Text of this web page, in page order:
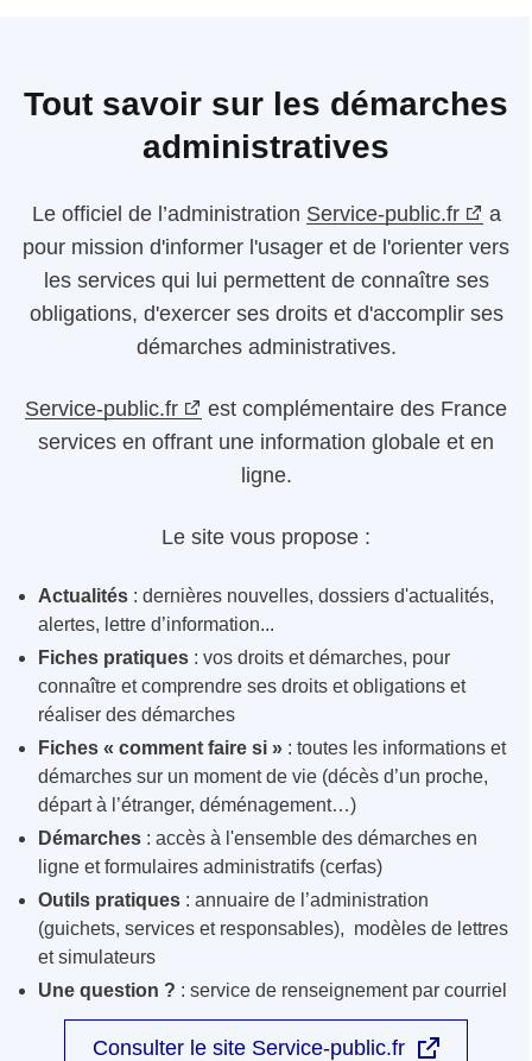
Tout savoir sur les démarches
administratives
Le officiel de l’administration Service-public.fr
a
pour mission d'informer l'usager et de l'orienter vers
les services qui lui permettent de connaître ses
obligations, d'exercer ses droits et d'accomplir ses
démarches administratives.
Service-public.fr
est complémentaire des France
services en offrant une information globale et en
ligne.
Le site vous propose :
Actualités : dernières nouvelles, dossiers d'actualités,
alertes, lettre d’information...
Fiches pratiques : vos droits et démarches, pour
connaître et comprendre ses droits et obligations et
réaliser des démarches
Fiches « comment faire si » : toutes les informations et
démarches sur un moment de vie (décès d’un proche,
départ à l’étranger, déménagement…)
Démarches : accès à l'ensemble des démarches en
ligne et formulaires administratifs (cerfas)
Outils pratiques : annuaire de l’administration
(guichets, services et responsables), modèles de lettres
et simulateurs
Une question ? : service de renseignement par courriel
Consulter le site Service-public.fr